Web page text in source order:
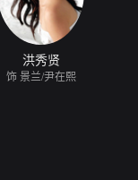
洪秀贤
饰 景兰/尹在熙